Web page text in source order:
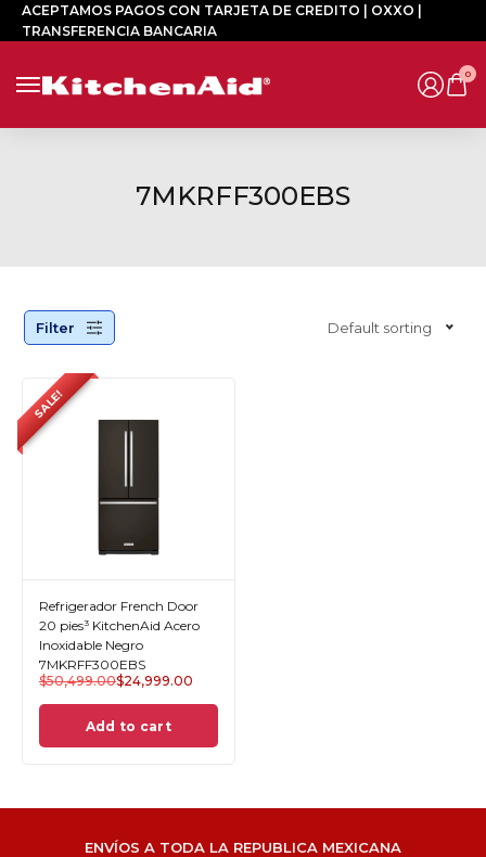
ACEPTAMOS PAGOS CON TARJETA DE CREDITO | OXXO |
TRANSFERENCIA BANCARIA
0
7MKRFF300EBS
Filter Default sorting
SALE!
Refrigerador French Door
20 pies³ KitchenAid Acero
Inoxidable Negro
7MKRFF300EBS
$50,499.00$24,999.00
Add to cart
ENVÍOS A TODA LA REPUBLICA MEXICANA